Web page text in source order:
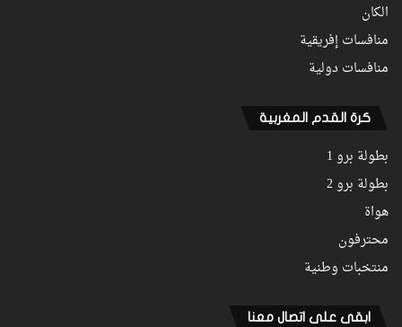
الكان
منافسات إفريقية
منافسات دولية
كرة القدم المغربية
بطولة برو 1
بطولة برو 2
هواة
محترفون
منتخبات وطنية
ابقى على اتصال معنا